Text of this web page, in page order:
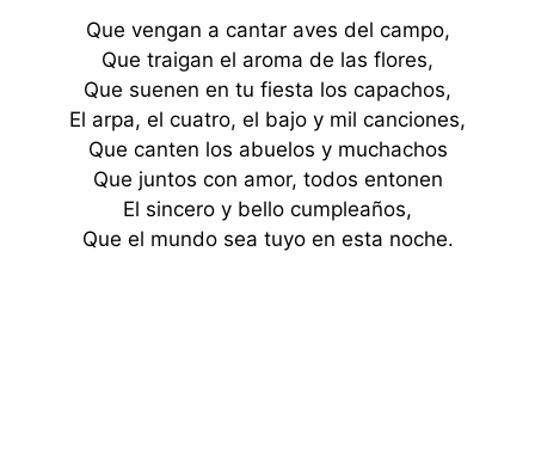
Que vengan a cantar aves del campo,
Que traigan el aroma de las flores,
Que suenen en tu fiesta los capachos,
El arpa, el cuatro, el bajo y mil canciones,
Que canten los abuelos y muchachos
Que juntos con amor, todos entonen
El sincero y bello cumpleaños,
Que el mundo sea tuyo en esta noche.